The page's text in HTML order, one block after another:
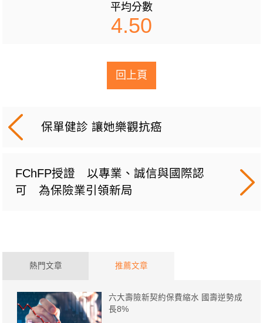
平均分數
4.50
回上頁
保單健診 讓她樂觀抗癌
FChFP授證 以專業、誠信與國際認
可 為保險業引領新局
熱門文章 推薦文章
六大壽險新契約保費縮水 國壽逆勢成
長8%